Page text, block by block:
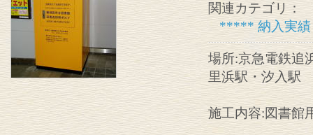
関連カテゴリ：
***** 納入実
場所:京急電鉄追
里浜駅・汐入駅
施工内容:図書館